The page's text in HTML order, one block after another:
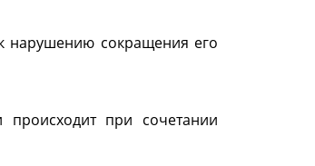
нарушению сокращения его
при сочетании